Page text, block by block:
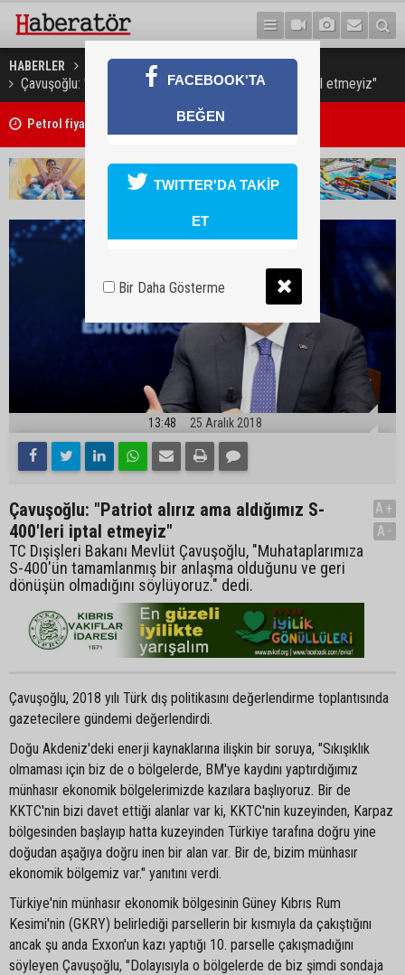
HABERLER TÜRKİYE
Çavuşoğlu: "Patriot alırız ama aldığımız S-400'leri iptal etmeyiz"
Petrol fiyatları yüseldi
Concorde Aria Hotel kapılarını açtı
13:48 25 Aralık 2018
Çavuşoğlu: "Patriot alırız ama aldığımız S-
400'leri iptal etmeyiz"
TC Dışişleri Bakanı Mevlüt Çavuşoğlu, "Muhataplarımıza
S-400'ün tamamlanmış bir anlaşma olduğunu ve geri
dönüşün olmadığını söylüyoruz." dedi.
A+
A-
Çavuşoğlu, 2018 yılı Türk dış politikasını değerlendirme toplantısında
gazetecilere gündemi değerlendirdi.
Doğu Akdeniz'deki enerji kaynaklarına ilişkin bir soruya, "Sıkışıklık
olmaması için biz de o bölgelerde, BM'ye kaydını yaptırdığımız
münhasır ekonomik bölgelerimizde kazılara başlıyoruz. Bir de
KKTC'nin bizi davet ettiği alanlar var ki, KKTC'nin kuzeyinden, Karpaz
bölgesinden başlayıp hatta kuzeyinden Türkiye tarafına doğru yine
doğudan aşağıya doğru inen bir alan var. Bir de, bizim münhasır
ekonomik bölgemiz var." yanıtını verdi.
Türkiye'nin münhasır ekonomik bölgesinin Güney Kıbrıs Rum
Kesimi'nin (GKRY) belirlediği parsellerin bir kısmıyla da çakıştığını
ancak şu anda Exxon'un kazı yaptığı 10. parselle çakışmadığını
söyleyen Çavuşoğlu, "Dolayısıyla o bölgelerde de biz şimdi sondaja
FACEBOOK'TA
BEĞEN
TWITTER'DA TAKİP
ET
Bir Daha Gösterme